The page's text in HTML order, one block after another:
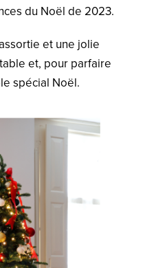
du Noël de 2023.
et une jolie
et, pour parfaire
spécial Noël.